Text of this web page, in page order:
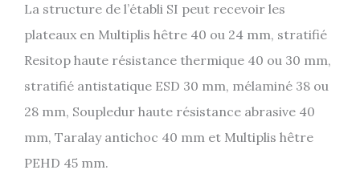
La structure de l’établi SI peut recevoir les
plateaux en Multiplis hêtre 40 ou 24 mm, stratifié
Resitop haute résistance thermique 40 ou 30 mm,
stratifié antistatique ESD 30 mm, mélaminé 38 ou
28 mm, Soupledur haute résistance abrasive 40
mm, Taralay antichoc 40 mm et Multiplis hêtre
PEHD 45 mm.